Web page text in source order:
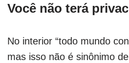
Você não terá
No interior “todo mundo
mas isso não é sinônimo